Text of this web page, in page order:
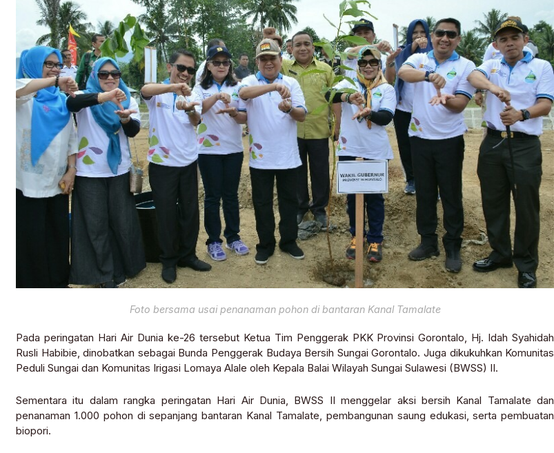
Foto bersama usai penanaman pohon di bantaran Kanal Tamalate
Pada peringatan Hari Air Dunia ke-26 tersebut Ketua Tim Penggerak PKK Provinsi Gorontalo, Hj. Idah Syahidah
Rusli Habibie, dinobatkan sebagai Bunda Penggerak Budaya Bersih Sungai Gorontalo. Juga dikukuhkan Komunitas
Peduli Sungai dan Komunitas Irigasi Lomaya Alale oleh Kepala Balai Wilayah Sungai Sulawesi (BWSS) II.
Sementara itu dalam rangka peringatan Hari Air Dunia, BWSS II menggelar aksi bersih Kanal Tamalate dan
penanaman 1.000 pohon di sepanjang bantaran Kanal Tamalate, pembangunan saung edukasi, serta pembuatan
biopori.